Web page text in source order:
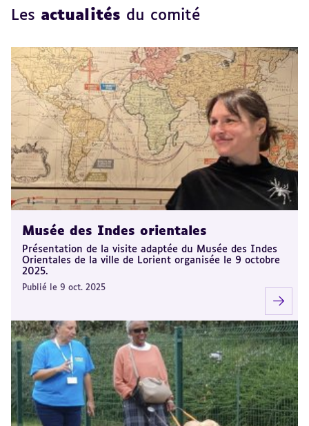
Les actualités du comité
Musée des Indes orientales
Présentation de la visite adaptée du Musée des Indes
Orientales de la ville de Lorient organisée le 9 octobre
2025.
Publié le 9 oct. 2025